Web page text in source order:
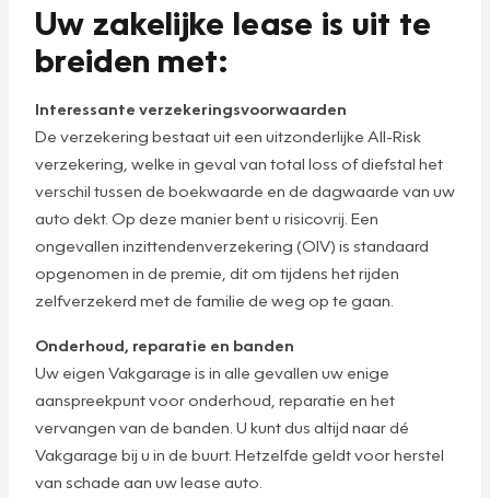
Uw zakelijke lease is uit te
breiden met:
Interessante verzekeringsvoorwaarden
De verzekering bestaat uit een uitzonderlijke All-Risk
verzekering, welke in geval van total loss of diefstal het
verschil tussen de boekwaarde en de dagwaarde van uw
auto dekt. Op deze manier bent u risicovrij. Een
ongevallen inzittendenverzekering (OIV) is standaard
opgenomen in de premie, dit om tijdens het rijden
zelfverzekerd met de familie de weg op te gaan.
Onderhoud, reparatie en banden
Uw eigen Vakgarage is in alle gevallen uw enige
aanspreekpunt voor onderhoud, reparatie en het
vervangen van de banden. U kunt dus altijd naar dé
Vakgarage bij u in de buurt. Hetzelfde geldt voor herstel
van schade aan uw lease auto.